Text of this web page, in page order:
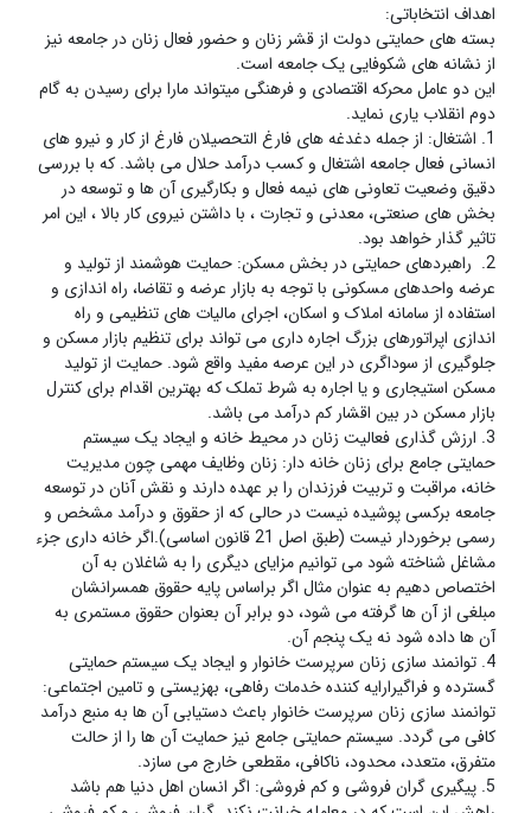
اهداف انتخاباتی:
بسته های حمایتی دولت از قشر زنان و حضور فعال زنان در جامعه نیز
از نشانه های شکوفایی یک جامعه است.
این دو عامل محرکه اقتصادی و فرهنگی میتواند مارا برای رسیدن به گام
دوم انقلاب یاری نماید.
1. اشتغال: از جمله دغدغه های فارغ التحصیلان فارغ از کار و نیرو های
انسانی فعال جامعه اشتغال و کسب درآمد حلال می باشد. که با بررسی
دقیق وضعیت تعاونی های نیمه فعال و بکارگیری آن ها و توسعه در
بخش های صنعتی، معدنی و تجارت ، با داشتن نیروی کار بالا ، این امر
تاثیر گذار خواهد بود.
2. راهبردهای حمایتی در بخش مسکن: حمایت هوشمند از تولید و
عرضه واحدهای مسکونی با توجه به بازار عرضه و تقاضا، راه اندازی و
استفاده از سامانه املاک و اسکان، اجرای مالیات های تنظیمی و راه
اندازی اپراتورهای بزرگ اجاره داری می تواند برای تنظیم بازار مسکن و
جلوگیری از سوداگری در این عرصه مفید واقع شود. حمایت از تولید
مسکن استیجاری و یا اجاره به شرط تملک که بهترین اقدام برای کنترل
بازار مسکن در بین اقشار کم درآمد می باشد.
3. ارزش گذاری فعالیت زنان در محیط خانه و ایجاد یک سیستم
حمایتی جامع برای زنان خانه دار: زنان وظایف مهمی چون مدیریت
خانه، مراقبت و تربیت فرزندان را بر عهده دارند و نقش آنان در توسعه
جامعه برکسی پوشیده نیست در حالی که از حقوق و درآمد مشخص و
رسمی برخوردار نیست (طبق اصل 21 قانون اساسی).اگر خانه داری جزء
مشاغل شناخته شود می توانیم مزایای دیگری را به شاغلان به آن
اختصاص دهیم به عنوان مثال اگر براساس پایه حقوق همسرانشان
مبلغی از آن ها گرفته می شود، دو برابر آن بعنوان حقوق مستمری به
آن ها داده شود نه یک پنجم آن.
4. توانمند سازی زنان سرپرست خانوار و ایجاد یک سیستم حمایتی
گسترده و فراگیرارایه کننده خدمات رفاهی، بهزیستی و تامین اجتماعی:
توانمند سازی زنان سرپرست خانوار باعث دستیابی آن ها به منبع درآمد
کافی می گردد. سیستم حمایتی جامع نیز حمایت آن ها را از حالت
متفرق، متعدد، محدود، ناکافی، مقطعی خارج می سازد.
5. پیگیری گران فروشی و کم فروشی: اگر انسان اهل دنیا هم باشد